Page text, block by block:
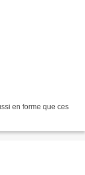
en forme que ces